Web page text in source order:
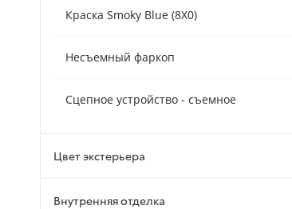
Краска Smoky Blue (8X0)
Несъемный фаркоп
Сцепное устройство - съемное
Цвет экстерьера
Bнутренняя отделка